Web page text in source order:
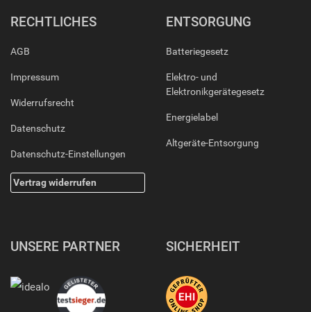
RECHTLICHES
AGB
Impressum
Widerrufsrecht
Datenschutz
Datenschutz-Einstellungen
Vertrag widerrufen
ENTSORGUNG
Batteriegesetz
Elektro- und
Elektronikgerätegesetz
Energielabel
Altgeräte-Entsorgung
UNSERE PARTNER SICHERHEIT